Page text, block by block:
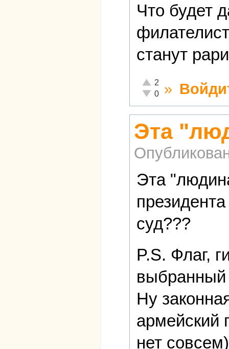
Что будет
станут
Отлично!
2
Неадекватно!
0 »
Эта
Эта
суд???
P.S. Флаг,
выбранный
Ну
армейский
нет